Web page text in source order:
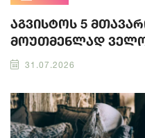
აგვისტოს 5
მოუთმენლად
31.07.2026